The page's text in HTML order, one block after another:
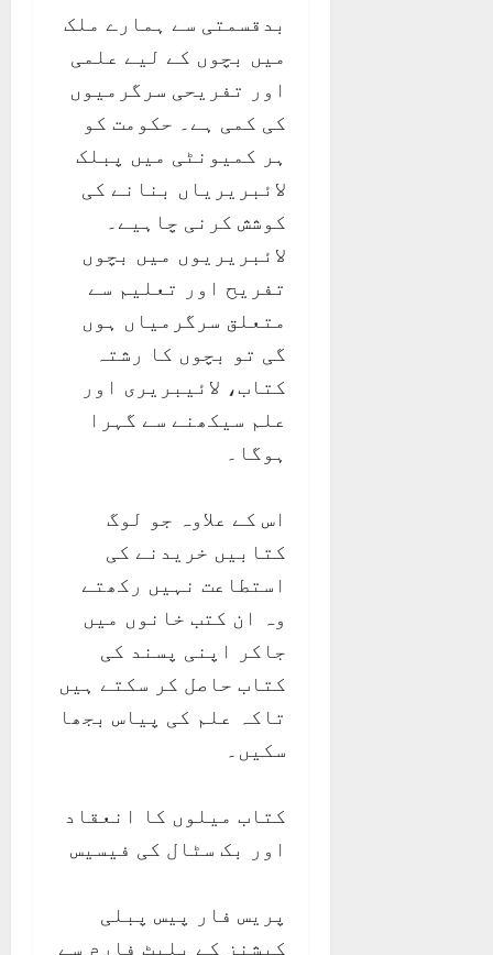
بدقسمتی سے ہمارے ملک
میں بچوں کے لیے علمی
اور تفریحی سرگرمیوں
کی کمی ہے۔ حکومت کو
ہر کمیونٹی میں پبلک
لائبریریاں بنانے کی
کوشش کرنی چاہیے۔
لائبریریوں میں بچوں
تفریح اور تعلیم سے
متعلق سرگرمیاں ہوں
گی تو بچوں کا رشتہ
کتاب، لائیبریری اور
علم سیکھنے سے گہرا
ہوگا۔
اس کے علاوہ جو لوگ
کتابیں خریدنے کی
استطاعت نہیں رکھتے
وہ ان کتب خانوں میں
جاکر اپنی پسند کی
کتاب حاصل کر سکتے ہیں
تاکہ علم کی پیاس بجھا
سکیں۔
کتاب میلوں کا انعقاد
اور بک سٹال کی فیسیس
پریس فار پیس پبلی
کیشنز کے پلیٹ فارم سے